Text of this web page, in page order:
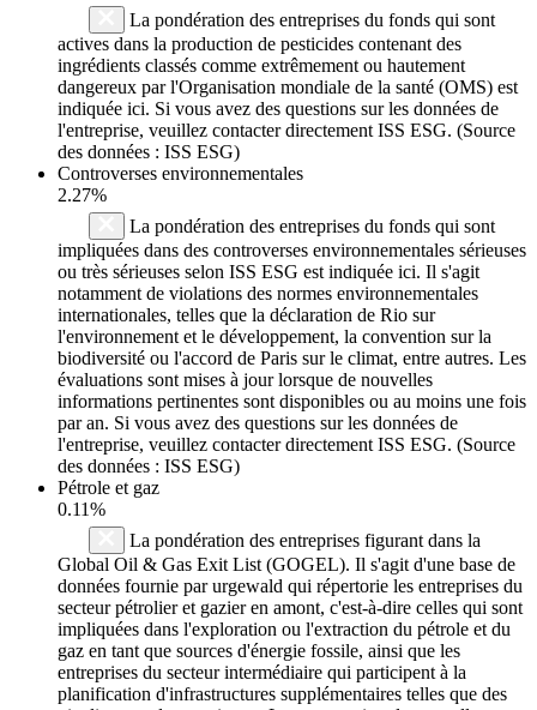
La pondération des entreprises du fonds qui sont
actives dans la production de pesticides contenant des
ingrédients classés comme extrêmement ou hautement
dangereux par l'Organisation mondiale de la santé (OMS) est
indiquée ici. Si vous avez des questions sur les données de
l'entreprise, veuillez contacter directement ISS ESG. (Source
des données : ISS ESG)
Controverses environnementales
2.27%
La pondération des entreprises du fonds qui sont
impliquées dans des controverses environnementales sérieuses
ou très sérieuses selon ISS ESG est indiquée ici. Il s'agit
notamment de violations des normes environnementales
internationales, telles que la déclaration de Rio sur
l'environnement et le développement, la convention sur la
biodiversité ou l'accord de Paris sur le climat, entre autres. Les
évaluations sont mises à jour lorsque de nouvelles
informations pertinentes sont disponibles ou au moins une fois
par an. Si vous avez des questions sur les données de
l'entreprise, veuillez contacter directement ISS ESG. (Source
des données : ISS ESG)
Pétrole et gaz
0.11%
La pondération des entreprises figurant dans la
Global Oil & Gas Exit List (GOGEL). Il s'agit d'une base de
données fournie par urgewald qui répertorie les entreprises du
secteur pétrolier et gazier en amont, c'est-à-dire celles qui sont
impliquées dans l'exploration ou l'extraction du pétrole et du
gaz en tant que sources d'énergie fossile, ainsi que les
entreprises du secteur intermédiaire qui participent à la
planification d'infrastructures supplémentaires telles que des